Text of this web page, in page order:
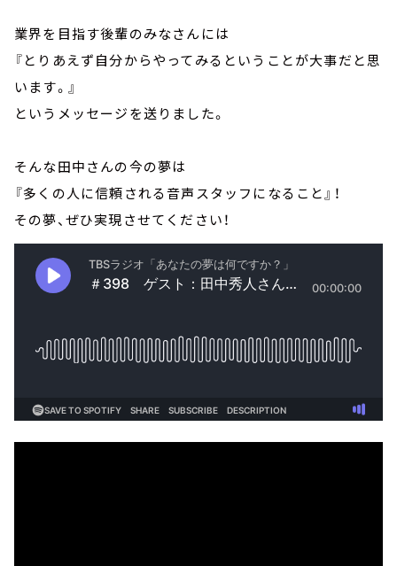
業界を目指す後輩のみなさんには
『とりあえず自分からやってみるということが大事だと思
います。』
というメッセージを送りました。
そんな田中さんの今の夢は
『多くの人に信頼される音声スタッフになること』！
その夢、ぜひ実現させてください！